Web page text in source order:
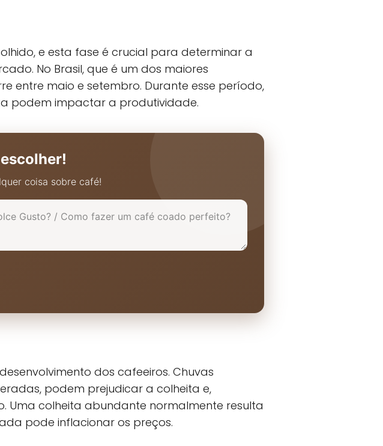
e esta fase é crucial para determinar a
No Brasil, que é um dos maiores
entre maio e setembro. Durante esse período,
podem impactar a produtividade.
coisa sobre café!
dos cafeeiros. Chuvas
podem prejudicar a colheita e,
colheita abundante normalmente resulta
pode inflacionar os preços.